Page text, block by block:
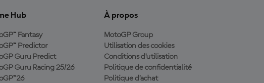
Hub
Fantasy
Predictor
Guru Predict
Guru Racing 25/26
À propos
MotoGP Group
Utilisation des cookies
Conditions d'utilisation
Politique de confidentialité
Politique d’achat